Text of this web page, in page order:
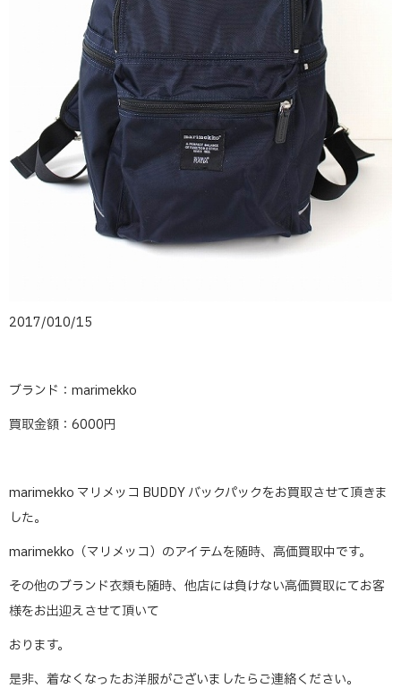
2017/010/15
ブランド：marimekko
買取金額：6000円
marimekko マリメッコ BUDDY バックパックをお買取させて頂きま
した。
marimekko（マリメッコ）のアイテムを随時、高価買取中です。
その他のブランド衣類も随時、他店には負けない高価買取にてお客
様をお出迎えさせて頂いて
おります。
是非、着なくなったお洋服がございましたらご連絡ください。